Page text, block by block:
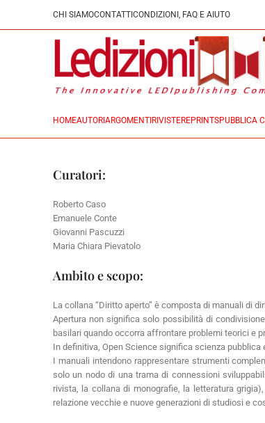
CHI SIAMOCONTATTI CONDIZIONI, FAQ E AIUTO
HOMEAUTORI ARGOMENTI RIVISTEREPRINTSPUBBLICA
Curatori:
Roberto Caso
Emanuele Conte
Giovanni Pascuzzi
Maria Chiara Pievatolo
Ambito e scopo:
La collana “Diritto aperto” è composta di manuali di
Apertura non significa solo possibilità di
basilari quando occorra affrontare problemi teorici e
In definitiva, Open Science significa scienza
I manuali intendono rappresentare strumenti
solo un nodo di una trama di connessioni
rivista, la collana di monografie, la letteratura
relazione vecchie e nuove generazioni di studiosi e